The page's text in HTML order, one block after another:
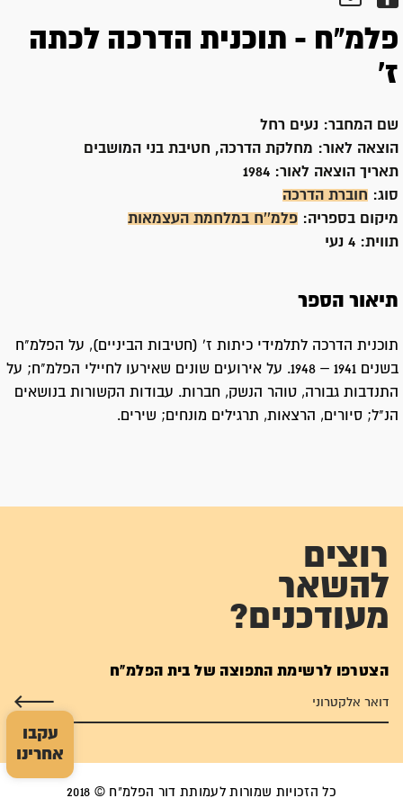
עקבו
אחרינו
פלמ"ח - תוכנית הדרכה לכתה
ז'
שם המחבר: נעים רחל
הוצאה לאור: מחלקת הדרכה, חטיבת בני המושבים
תאריך הוצאה לאור:
סוג: חוברת הדרכה
מיקום בספריה: פלמ''ח במלחמת העצמאות
תווית: 4 נעי
תיאור הספר
תוכנית הדרכה לתלמידי כיתות ז' (חטיבות הביניים), על הפלמ"ח
בשנים 1941 – 1948. על אירועים שונים שאירעו לחיילי הפלמ"ח; על
התנדבות גבורה, טוהר הנשק, חברות. עבודות הקשורות בנושאים
הנ"ל; סיורים, הרצאות, תרגילים מונחים; שירים.
רוצים
להשאר
מעודכנים?
הצטרפו לרשימת התפוצה של בית הפלמ"ח
כל הזכויות שמורות לעמותת דור הפלמ"ח © 2018